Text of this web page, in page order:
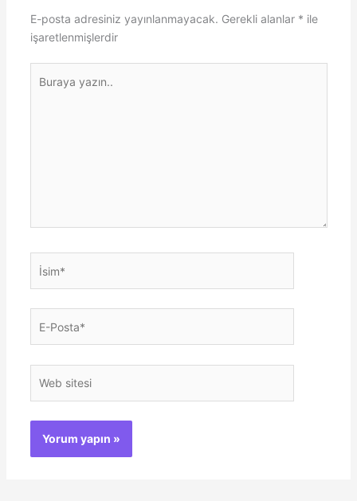
E-posta adresiniz yayınlanmayacak. Gerekli alanlar * ile
işaretlenmişlerdir
yazın..
Posta*
sitesi